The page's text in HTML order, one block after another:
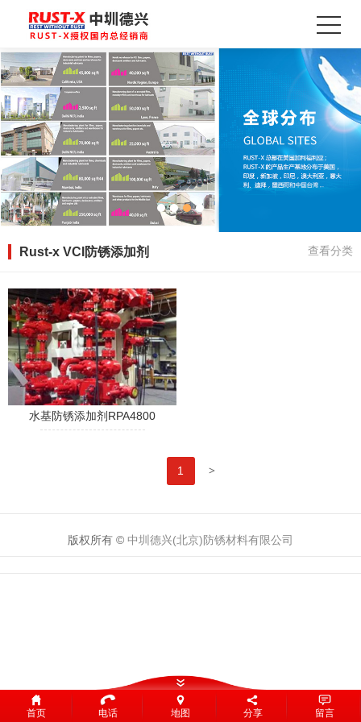
Rust-x VCI防锈添加剂 查看分类
水基防锈添加剂​RPA4800​
1 >
首页 电话 地图 分享 留言
版权所有 © 中圳德兴(北京)防锈材料有限公司